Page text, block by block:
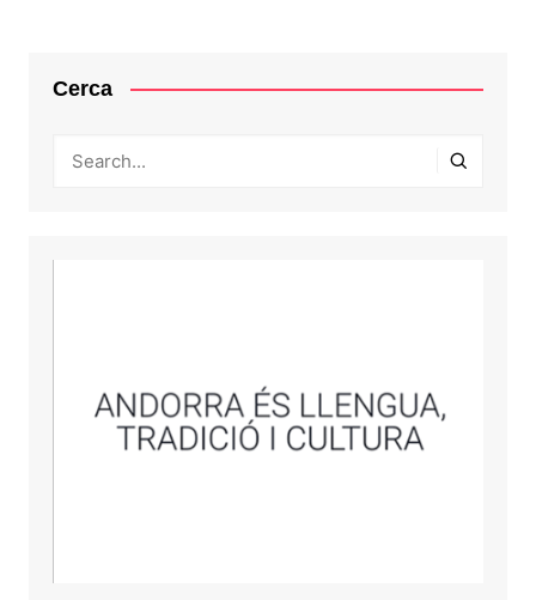
Cerca